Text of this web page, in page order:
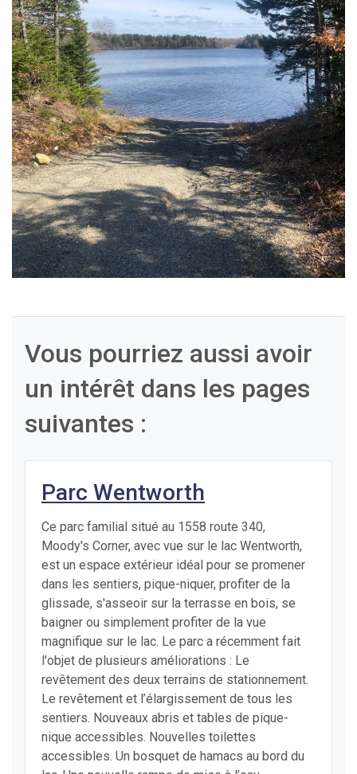
Vous pourriez aussi avoir
un intérêt dans les pages
suivantes :
Parc Wentworth
Ce parc familial situé au 1558 route 340,
Moody's Corner, avec vue sur le lac Wentworth,
est un espace extérieur idéal pour se promener
dans les sentiers, pique-niquer, profiter de la
glissade, s'asseoir sur la terrasse en bois, se
baigner ou simplement profiter de la vue
magnifique sur le lac. Le parc a récemment fait
l'objet de plusieurs améliorations : Le
revêtement des deux terrains de stationnement.
Le revêtement et l’élargissement de tous les
sentiers. Nouveaux abris et tables de pique-
nique accessibles. Nouvelles toilettes
accessibles. Un bosquet de hamacs au bord du